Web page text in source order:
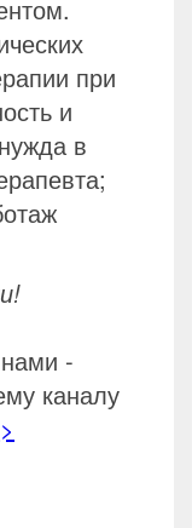
при
и
в
-
каналу